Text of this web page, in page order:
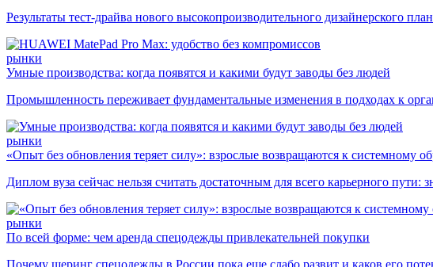
Результаты тест-драйва нового высокопроизводительного дизайнерского
рынки
Умные производства: когда появятся и какими будут заводы без людей
Промышленность переживает фундаментальные изменения в подходах к
рынки
«Опыт без обновления теряет силу»: взрослые возвращаются к системному
Диплом вуза сейчас нельзя считать достаточным для всего карьерного
рынки
По всей форме: чем аренда спецодежды привлекательней покупки
Почему шеринг спецодежды в России пока еще слабо развит и каков его